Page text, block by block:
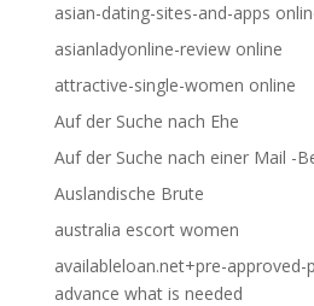
asian-dating-sites-and-apps
asianladyonline-review online
attractive-single-women online
Auf der Suche nach Ehe
Auf der Suche nach einer Mail -
Auslandische Brute
australia escort women
availableloan.net+pre-approved-
advance what is needed